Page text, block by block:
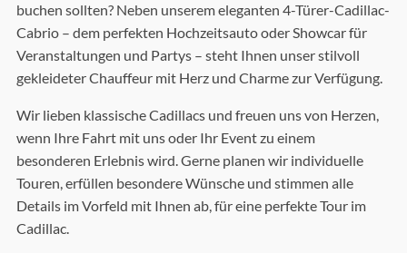
buchen sollten? Neben unserem eleganten 4-Türer-Cadillac-
Cabrio – dem perfekten Hochzeitsauto oder Showcar für
Veranstaltungen und Partys – steht Ihnen unser stilvoll
gekleideter Chauffeur mit Herz und Charme zur Verfügung.
Wir lieben klassische Cadillacs und freuen uns von Herzen,
wenn Ihre Fahrt mit uns oder Ihr Event zu einem
besonderen Erlebnis wird. Gerne planen wir individuelle
Touren, erfüllen besondere Wünsche und stimmen alle
Details im Vorfeld mit Ihnen ab, für eine perfekte Tour im
Cadillac.